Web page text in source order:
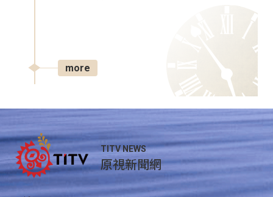
more
TITV NEWS
原視新聞網